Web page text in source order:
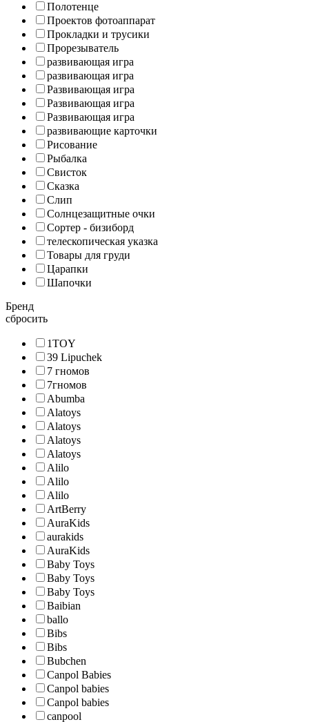
Полотенце
Проектов фотоаппарат
Прокладки и трусики
Прорезыватель
развивающая игра
развивающая игра
Развивающая игра
Развивающая игра
Развивающая игра
развивающие карточки
Рисование
Рыбалка
Свисток
Сказка
Слип
Солнцезащитные очки
Сортер - бизиборд
телескопическая указка
Товары для груди
Царапки
Шапочки
Бренд
сбросить
1TOY
39 Lipuchek
7 гномов
7гномов
Abumba
Alatoys
Alatoys
Alatoys
Alatoys
Alilo
Alilo
Alilo
ArtBerry
AuraKids
aurakids
AuraKids
Baby Toys
Baby Toys
Baby Toys
Baibian
ballo
Bibs
Bibs
Bubchen
Canpol Babies
Canpol babies
Canpol babies
canpool